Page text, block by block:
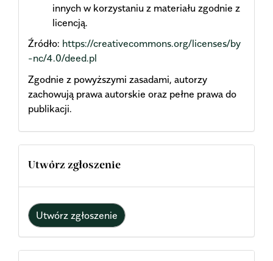
innych w korzystaniu z materiału zgodnie z
licencją.
Źródło: https://creativecommons.org/licenses/by
-nc/4.0/deed.pl
Zgodnie z powyższymi zasadami, autorzy
zachowują prawa autorskie oraz pełne prawa do
publikacji.
Utwórz zgłoszenie
Utwórz zgłoszenie